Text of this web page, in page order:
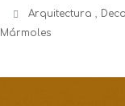
Arquitectura ,
Mármoles